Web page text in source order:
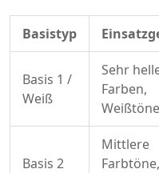
Basistyp
Basis 1 /
Weiß
Sehr
Farben,
Weißtöne
Basis 2
Mittlere
Farbtöne,